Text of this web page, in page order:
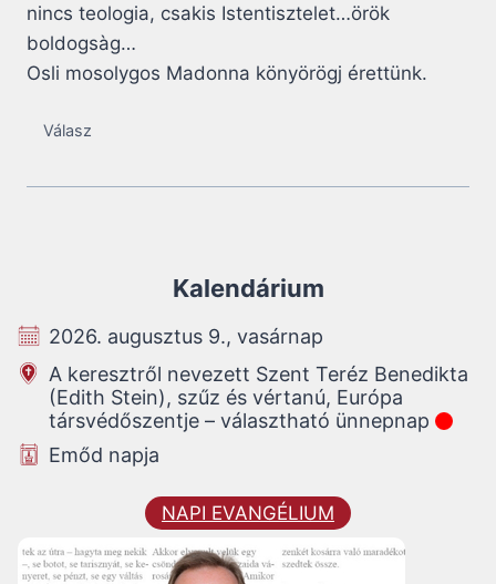
nincs teologia, csakis Istentisztelet…örök
boldogsàg…
Osli mosolygos Madonna könyörögj érettünk.
Válasz
Kalendárium
2026. augusztus 9., vasárnap
A keresztről nevezett Szent Teréz Benedikta
(Edith Stein), szűz és vértanú, Európa
társvédőszentje – választható ünnepnap
Emőd napja
NAPI EVANGÉLIUM